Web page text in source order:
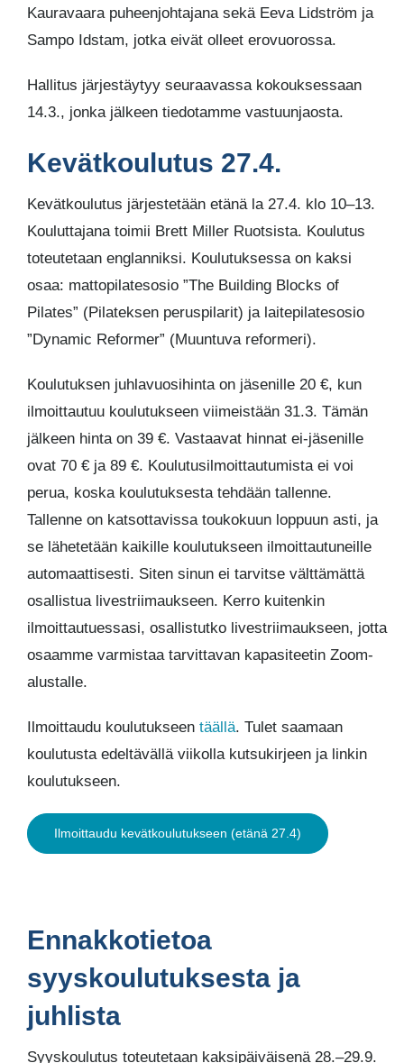
Kauravaara puheenjohtajana sekä Eeva Lidström ja
Sampo Idstam, jotka eivät olleet erovuorossa.
Hallitus järjestäytyy seuraavassa kokouksessaan
14.3., jonka jälkeen tiedotamme vastuunjaosta.
Kevätkoulutus 27.4.
Kevätkoulutus järjestetään etänä la 27.4. klo 10–13.
Kouluttajana toimii Brett Miller Ruotsista. Koulutus
toteutetaan englanniksi. Koulutuksessa on kaksi
osaa: mattopilatesosio ”The Building Blocks of
Pilates” (Pilateksen peruspilarit) ja laitepilatesosio
”Dynamic Reformer” (Muuntuva reformeri).
Koulutuksen juhlavuosihinta on jäsenille 20 €, kun
ilmoittautuu koulutukseen viimeistään 31.3. Tämän
jälkeen hinta on 39 €. Vastaavat hinnat ei-jäsenille
ovat 70 € ja 89 €. Koulutusilmoittautumista ei voi
perua, koska koulutuksesta tehdään tallenne.
Tallenne on katsottavissa toukokuun loppuun asti, ja
se lähetetään kaikille koulutukseen ilmoittautuneille
automaattisesti. Siten sinun ei tarvitse välttämättä
osallistua livestriimaukseen. Kerro kuitenkin
ilmoittautuessasi, osallistutko livestriimaukseen, jotta
osaamme varmistaa tarvittavan kapasiteetin Zoom-
alustalle.
Ilmoittaudu koulutukseen täällä. Tulet saamaan
koulutusta edeltävällä viikolla kutsukirjeen ja linkin
koulutukseen.
Ilmoittaudu kevätkoulutukseen (etänä 27.4)
Ennakkotietoa
syyskoulutuksesta ja
juhlista
Syyskoulutus toteutetaan kaksipäiväisenä 28.–29.9.